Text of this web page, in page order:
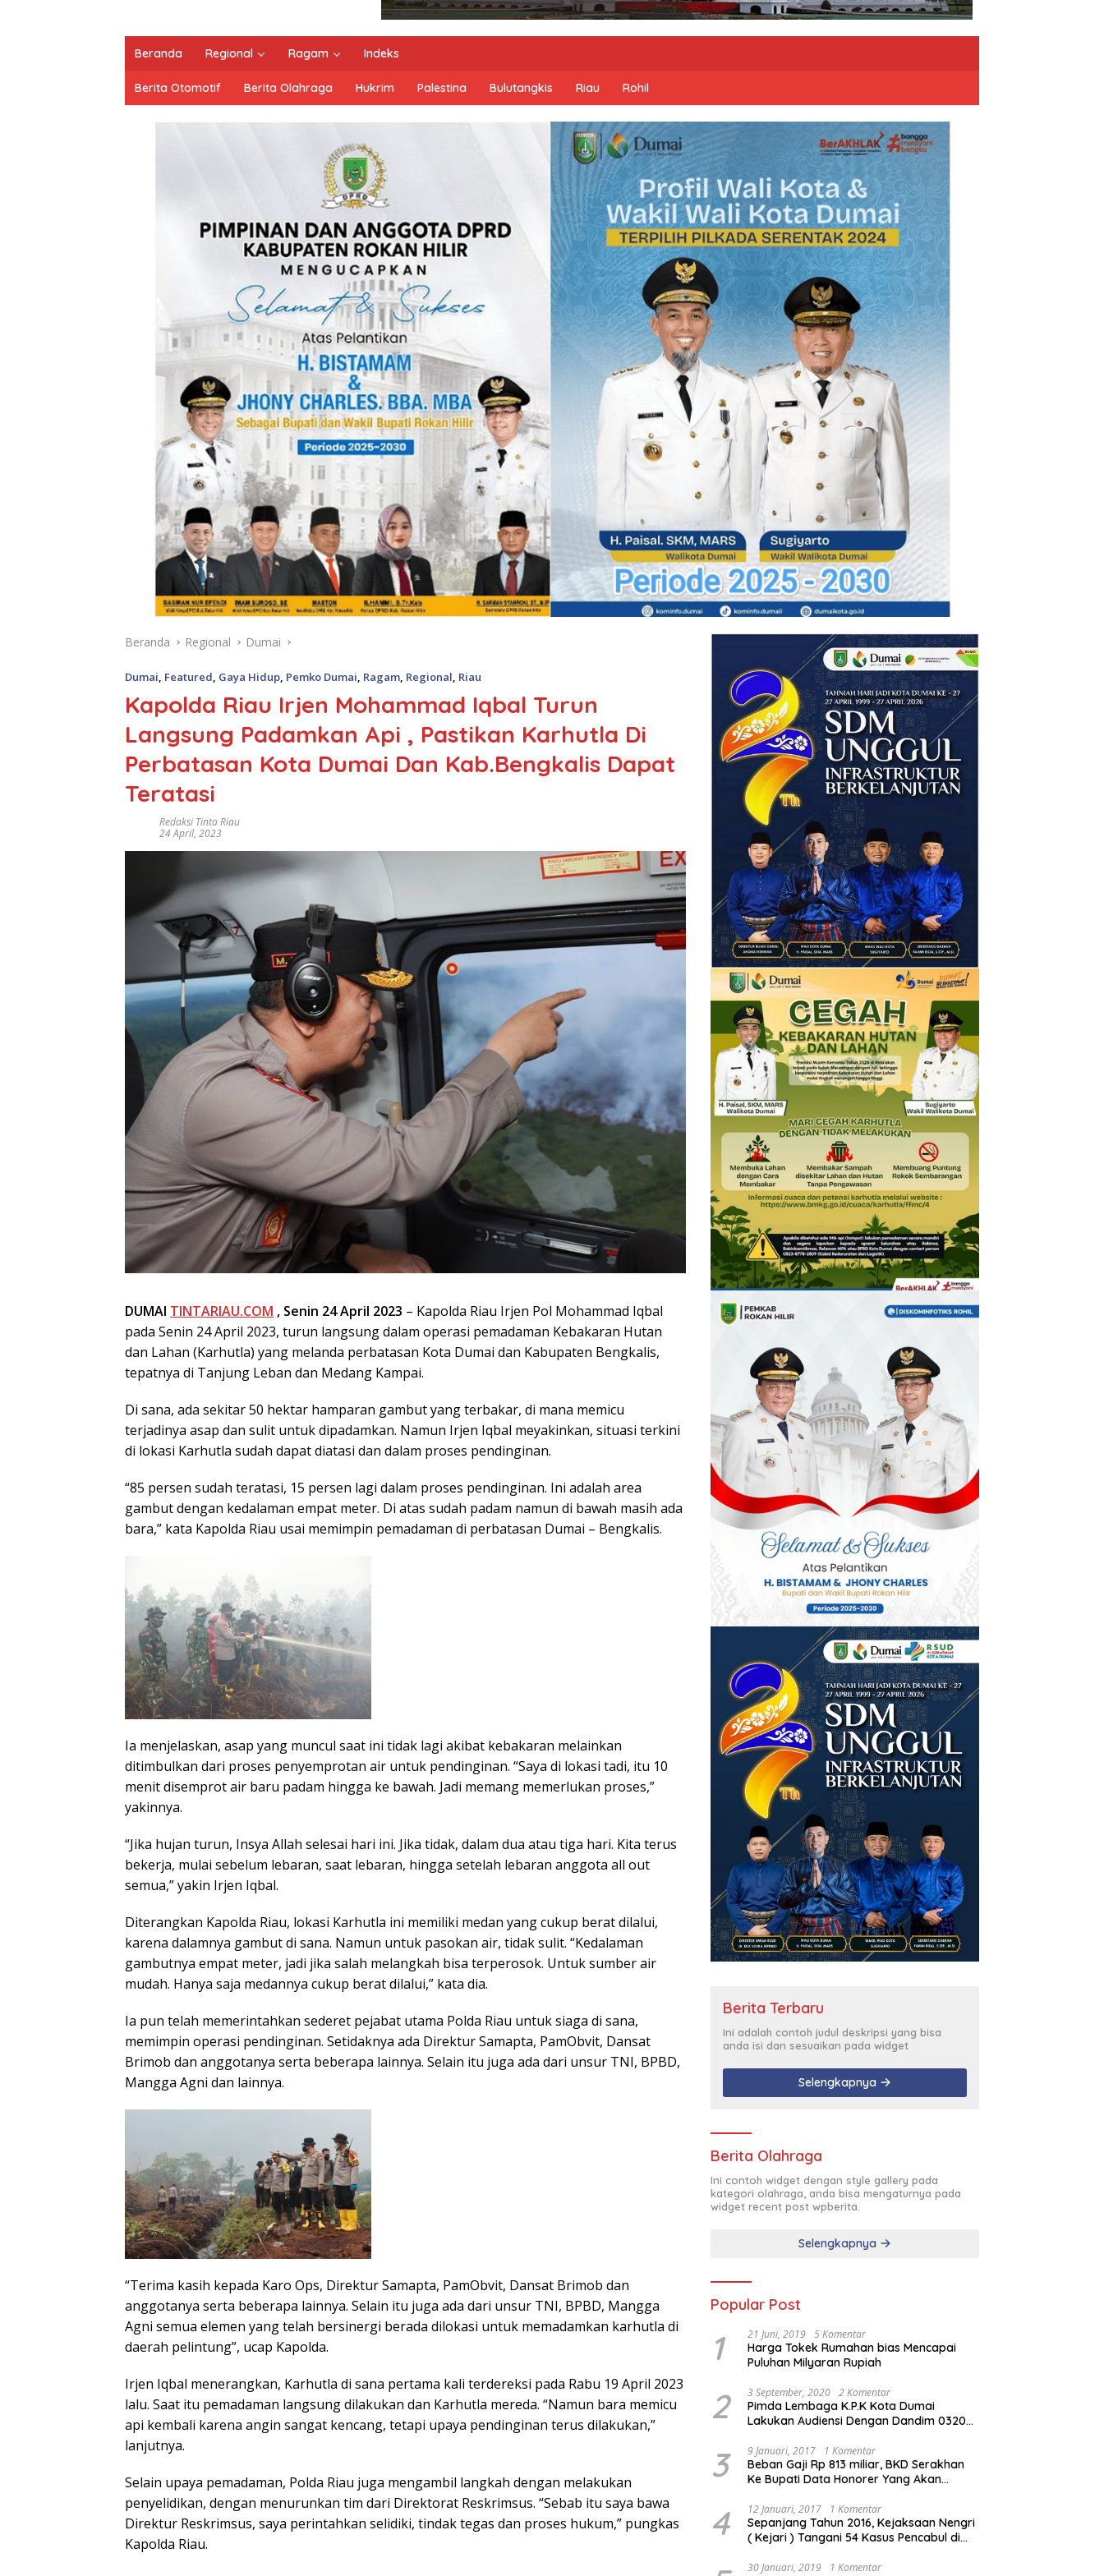
Beranda Regional Ragam Indeks
Berita Otomotif Berita Olahraga Hukrim Palestina Bulutangkis Riau Rohil
Beranda Regional Dumai
Dumai, Featured, Gaya Hidup, Pemko Dumai, Ragam, Regional, Riau
Kapolda Riau Irjen Mohammad Iqbal Turun
Langsung Padamkan Api , Pastikan Karhutla Di
Perbatasan Kota Dumai Dan Kab.Bengkalis Dapat
Teratasi
Redaksi Tinta Riau
24 April, 2023
DUMAI TINTARIAU.COM , Senin 24 April 2023 – Kapolda Riau Irjen Pol Mohammad Iqbal
pada Senin 24 April 2023, turun langsung dalam operasi pemadaman Kebakaran Hutan
dan Lahan (Karhutla) yang melanda perbatasan Kota Dumai dan Kabupaten Bengkalis,
tepatnya di Tanjung Leban dan Medang Kampai.
Di sana, ada sekitar 50 hektar hamparan gambut yang terbakar, di mana memicu
terjadinya asap dan sulit untuk dipadamkan. Namun Irjen Iqbal meyakinkan, situasi terkini
di lokasi Karhutla sudah dapat diatasi dan dalam proses pendinginan.
“85 persen sudah teratasi, 15 persen lagi dalam proses pendinginan. Ini adalah area
gambut dengan kedalaman empat meter. Di atas sudah padam namun di bawah masih ada
bara,” kata Kapolda Riau usai memimpin pemadaman di perbatasan Dumai – Bengkalis.
Ia menjelaskan, asap yang muncul saat ini tidak lagi akibat kebakaran melainkan
ditimbulkan dari proses penyemprotan air untuk pendinginan. “Saya di lokasi tadi, itu 10
menit disemprot air baru padam hingga ke bawah. Jadi memang memerlukan proses,”
yakinnya.
“Jika hujan turun, Insya Allah selesai hari ini. Jika tidak, dalam dua atau tiga hari. Kita terus
bekerja, mulai sebelum lebaran, saat lebaran, hingga setelah lebaran anggota all out
semua,” yakin Irjen Iqbal.
Diterangkan Kapolda Riau, lokasi Karhutla ini memiliki medan yang cukup berat dilalui,
karena dalamnya gambut di sana. Namun untuk pasokan air, tidak sulit. “Kedalaman
gambutnya empat meter, jadi jika salah melangkah bisa terperosok. Untuk sumber air
mudah. Hanya saja medannya cukup berat dilalui,” kata dia.
Ia pun telah memerintahkan sederet pejabat utama Polda Riau untuk siaga di sana,
memimpin operasi pendinginan. Setidaknya ada Direktur Samapta, PamObvit, Dansat
Brimob dan anggotanya serta beberapa lainnya. Selain itu juga ada dari unsur TNI, BPBD,
Mangga Agni dan lainnya.
“Terima kasih kepada Karo Ops, Direktur Samapta, PamObvit, Dansat Brimob dan
anggotanya serta beberapa lainnya. Selain itu juga ada dari unsur TNI, BPBD, Mangga
Agni semua elemen yang telah bersinergi berada dilokasi untuk memadamkan karhutla di
daerah pelintung”, ucap Kapolda.
Irjen Iqbal menerangkan, Karhutla di sana pertama kali terdereksi pada Rabu 19 April 2023
lalu. Saat itu pemadaman langsung dilakukan dan Karhutla mereda. “Namun bara memicu
api kembali karena angin sangat kencang, tetapi upaya pendinginan terus dilakukan,”
lanjutnya.
Selain upaya pemadaman, Polda Riau juga mengambil langkah dengan melakukan
penyelidikan, dengan menurunkan tim dari Direktorat Reskrimsus. “Sebab itu saya bawa
Direktur Reskrimsus, saya perintahkan selidiki, tindak tegas dan proses hukum,” pungkas
Kapolda Riau.
Berita Terbaru
Ini adalah contoh judul deskripsi yang bisa
anda isi dan sesuaikan pada widget
Selengkapnya
Berita Olahraga
Ini contoh widget dengan style gallery pada
kategori olahraga, anda bisa mengaturnya pada
widget recent post wpberita.
Selengkapnya
Popular Post
1 21 Juni, 2019 5 Komentar
Harga Tokek Rumahan bias Mencapai
Puluhan Milyaran Rupiah
2 3 September, 2020 2 Komentar
Pimda Lembaga K.P.K Kota Dumai
Lakukan Audiensi Dengan Dandim 0320
3 9 Januari, 2017 1 Komentar
Beban Gaji Rp 813 miliar, BKD Serakhan
Ke Bupati Data Honorer Yang Akan
4 12 Januari, 2017 1 Komentar
Sepanjang Tahun 2016, Kejaksaan Nengri
( Kejari ) Tangani 54 Kasus Pencabul di
30 Januari, 2019 1 Komentar